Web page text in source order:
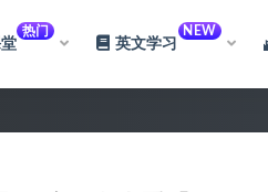
热门
英文学习
NEW